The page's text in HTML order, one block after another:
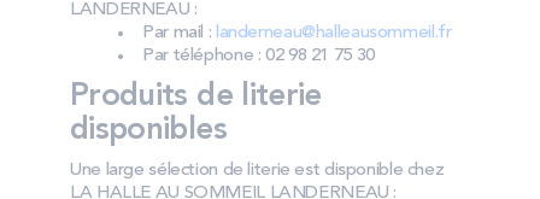
LANDERNEAU :
Par mail : landerneau@halleausommeil.fr
Par téléphone : 02 98 21 75 30
Produits de literie
disponibles
Une large sélection de literie est disponible chez
LA HALLE AU SOMMEIL LANDERNEAU :